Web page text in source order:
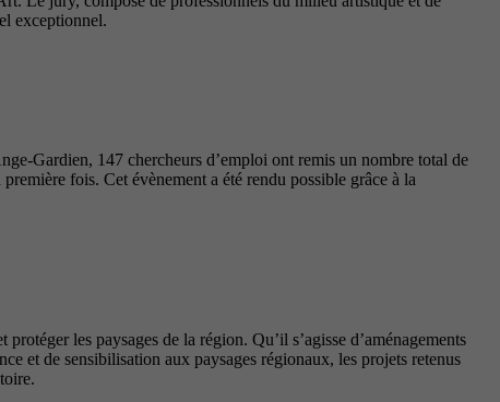
exceptionnel.
Gardien, 147 chercheurs d’emploi ont remis un nombre total de
fois. Cet évènement a été rendu possible grâce à la
les paysages de la région. Qu’il s’agisse d’aménagements
et de sensibilisation aux paysages régionaux, les projets retenus